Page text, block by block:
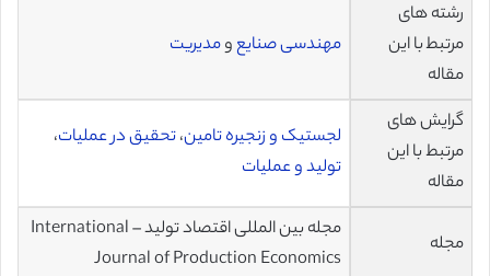
رشته های
مرتبط با این
مقاله
مهندسی صنایعومدیریت
گرایش های
مرتبط با این
مقاله
لجستیک و زنجیره تامین،تحقیق در عملیات،
تولید و عملیات
مجله
مجله بین المللی اقتصاد تولید – International
Journal of Production Economics